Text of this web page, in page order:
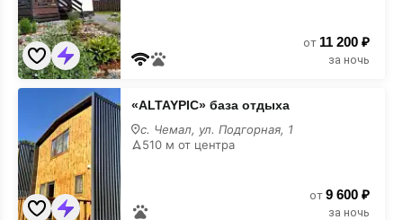
от 11 200 ₽
за ночь
«ALTAYPIC»
отдыха
«ALTAYPIC» база отдыха
с. Чемал, ул. Подгорная, 1
510 м от центра
от 9 600 ₽
за ночь